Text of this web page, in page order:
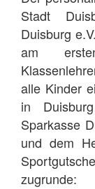
Stadt
Duisburg
am
alle Kinder
in
Sparkasse
und dem
zugrunde: